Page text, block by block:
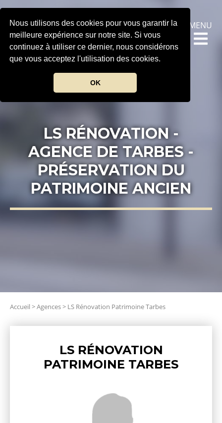
Nous utilisons des cookies pour vous garantir la
meilleure expérience sur notre site. Si vous
continuez à utiliser ce dernier, nous considérons
que vous acceptez l'utilisation des cookies.
OK
.
MENU
LS RÉNOVATION -
AGENCE DE TARBES -
PRÉSERVATION DU
PATRIMOINE ANCIEN
Accueil >Agences> LS Rénovation Patrimoine Tarbes
LS RÉNOVATION
PATRIMOINE TARBES